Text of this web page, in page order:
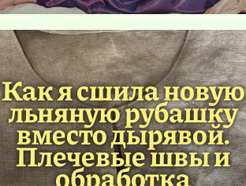
Как я сшила новую
льняную рубашку
вместо дырявой.
Плечевые швы и
обработка